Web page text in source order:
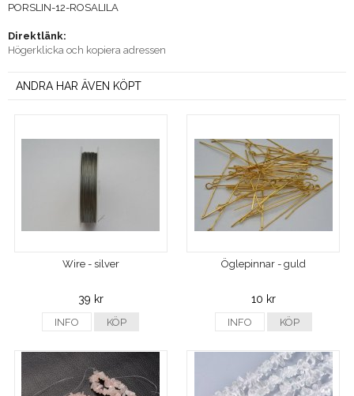
PORSLIN-12-ROSALILA
Direktlänk:
Högerklicka och kopiera adressen
ANDRA HAR ÄVEN KÖPT
Wire - silver
39 kr
INFO KÖP
Öglepinnar - guld
10 kr
INFO KÖP